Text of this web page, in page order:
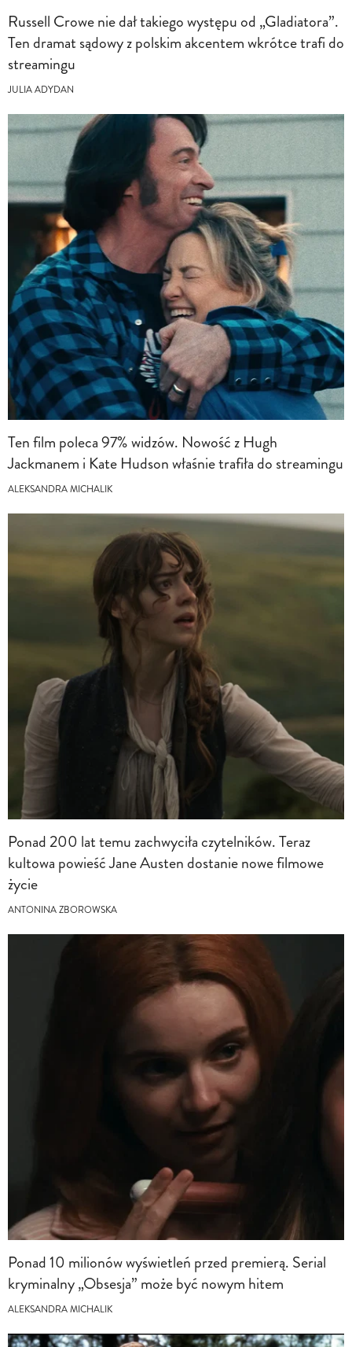
Russell Crowe nie dał takiego występu od „Gladiatora”.
Ten dramat sądowy z polskim akcentem wkrótce trafi do
streamingu
JULIA ADYDAN
Ten film poleca 97% widzów. Nowość z Hugh
Jackmanem i Kate Hudson właśnie trafiła do streamingu
ALEKSANDRA MICHALIK
Ponad 200 lat temu zachwyciła czytelników. Teraz
kultowa powieść Jane Austen dostanie nowe filmowe
życie
ANTONINA ZBOROWSKA
Ponad 10 milionów wyświetleń przed premierą. Serial
kryminalny „Obsesja” może być nowym hitem
ALEKSANDRA MICHALIK